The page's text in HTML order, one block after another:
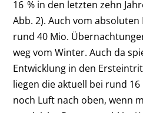
16 % in den letzten zehn
Abb. 2). Auch vom
rund 40 Mio.
weg vom Winter. Auch da
Entwicklung in den
liegen die aktuell bei rund
noch Luft nach oben, wenn